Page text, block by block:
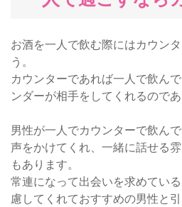
お酒を一人で飲む際にはカウン
う。
カウンターであれば一人で飲ん
ンダーが相手をしてくれるので
男性が一人でカウンターで飲ん
声をかけてくれ、一緒に話せる
もあります。
常連になって出会いを求めてい
慮してくれておすすめの男性と